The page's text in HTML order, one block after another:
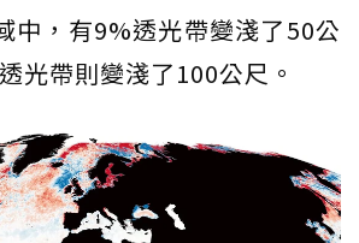
中，有9%透光帶變淺了50公
光帶則變淺了100公尺。